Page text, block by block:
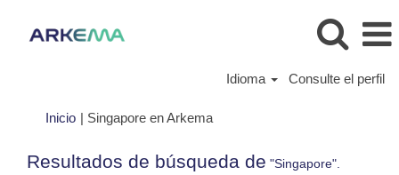
Idioma Consulte el perfil
Inicio | Singapore en Arkema(página
Resultados de búsqueda de "Singapore".